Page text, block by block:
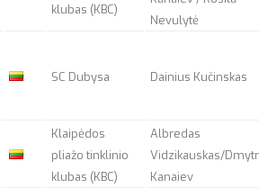
klubas (KBC)
Nevulytė
SC Dubysa Dainius Kučinskas
Klaipėdos
pliažo tinklinio
klubas (KBC)
Albredas
Vidzikauskas/
Kanaiev